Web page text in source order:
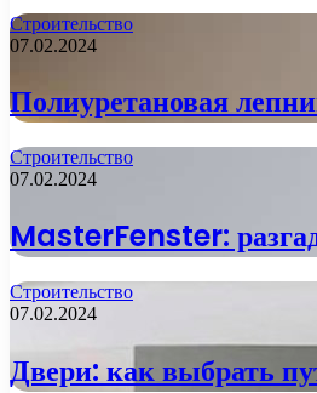
Строительство
07.02.2024
Полиуретановая
Строительство
07.02.2024
MasterFenster:
Строительство
07.02.2024
Двери: как выбрать